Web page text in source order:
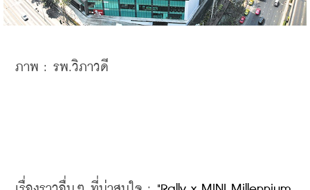
ภาพ : รพ.วิภาวดี